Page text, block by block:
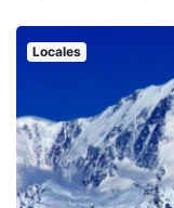
Locales